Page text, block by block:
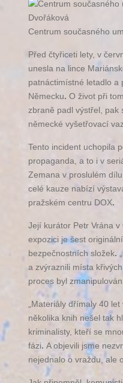
Centrum současného
Před čtyřiceti lety, v
unesla na lince
patnáctimístné letadlo a
Německu. O život při
zbraně padl výstřel, pak
německé vyšetřovací
Tento incident uchopila
propaganda, a to i v
Zemana v proslulém
celé kauze nabízí
pražském centru DOX.
Její kurátor Petr Vrána
expozici je šest
bezpečnostních složek.
a zvýraznili místa
proces byl zmanipulován
„Materiály dřímaly 40
několika knih nešel tak
kriminalisty, kteří se
fázi. A objevili jsme
nejednalo o vraždu, ale